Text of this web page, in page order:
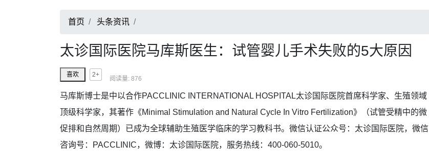
首页 头条资讯 /
太诊国际医院马库斯医生：试管婴儿手术失败的5大原因
喜欢 2+
阅读量: 876
马库斯博士是中以合作PACCLINIC INTERNATIONAL HOSPITAL太诊国际医院首席科学家、生殖领域
顶级科学家，其著作《Minimal Stimulation and Natural Cycle In Vitro Fertilization》（试管受精中的微
促排和自然周期）已成为全球辅助生殖医学临床的学习教科书。微信认证公众号：太诊国际医院，微信
咨询号：PACCLINIC，微博：太诊国际医院，服务热线：400-060-5010。